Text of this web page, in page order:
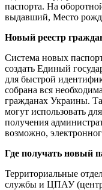
паспорта. На
выдавший, Место
Новый реестр
Система новых
создать Единый
для быстрой
собрана вся
гражданах Украины.
могут использовать
получения
возможно,
Где получать новый
Территориальные
службы и ЦПАУ